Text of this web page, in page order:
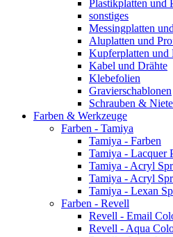
Plastikplatten und
sonstiges
Messingplatten
Aluplatten und
Kupferplatten und
Kabel und Drähte
Klebefolien
Gravierschablonen
Schrauben &
Farben & Werkzeuge
Farben - Tamiya
Tamiya - Farben
Tamiya - Lacquer
Tamiya - Acryl
Tamiya - Acryl
Tamiya - Lexan
Farben - Revell
Revell - Email
Revell - Aqua